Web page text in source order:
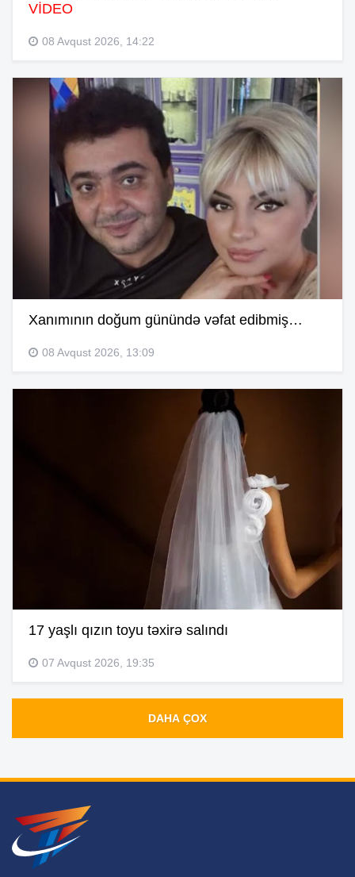
VİDEO
08 Avqust 2026, 14:22
Xanımının doğum günündə vəfat edibmiş…
08 Avqust 2026, 13:09
17 yaşlı qızın toyu təxirə salındı
07 Avqust 2026, 19:35
DAHA ÇOX